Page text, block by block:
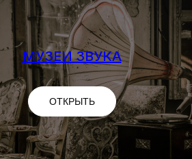
МУЗЕИ ЗВУКА
ОТКРЫТЬ
МУЗЕИ ЗВУКА
ОТКРЫТЬ